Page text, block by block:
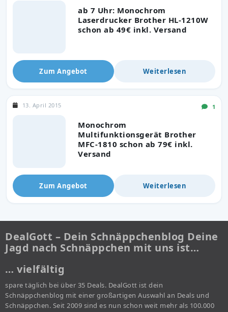
ab 7 Uhr: Monochrom
Laserdrucker Brother HL-1210W
schon ab 49€ inkl. Versand
Zum Angebot Weiterlesen
Monochrom
Multifunktionsgerät Brother
MFC-1810 schon ab 79€ inkl.
Versand
13. April 2015 1
Zum Angebot Weiterlesen
DealGott – Dein Schnäppchenblog Deine
Jagd nach Schnäppchen mit uns ist…
… vielfältig
spare täglich bei über 35 Deals. DealGott ist dein
Schnäppchenblog mit einer großartigen Auswahl an Deals und
Schnäppchen. Seit 2009 sind es nun schon weit mehr als 100.000